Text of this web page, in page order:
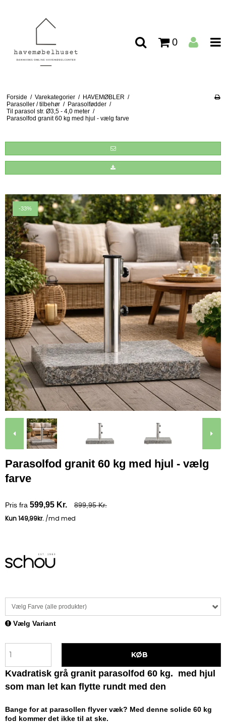
0
Forside / Varekategorier / HAVEMØBLER /
Parasoller / tilbehør / Parasolfødder /
Til parasol str. Ø3,5 - 4,0 meter /
Parasolfod granit 60 kg med hjul - vælg farve
-33%
Parasolfod granit 60 kg med hjul - vælg
farve
Pris fra 599,95 Kr. 899,95 Kr.
Vælg Farve (alle produkter)
Vælg Variant
KØB
Kvadratisk grå granit parasolfod 60 kg. med hjul
som man let kan flytte rundt med den
Bange for at parasollen flyver væk? Med denne solide 60 kg
fod kommer det ikke til at ske.